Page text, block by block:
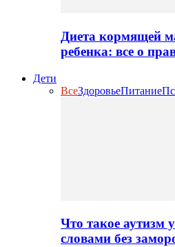
Диета кормящей
ребенка: все о
Дети
ВсеЗдоровьеПитание
Что такое аутизм
словами без